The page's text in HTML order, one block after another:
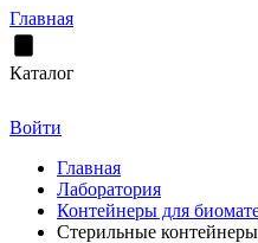
Главная
Каталог
Войти
Главная
Лаборатория
Контейнеры для
Стерильные